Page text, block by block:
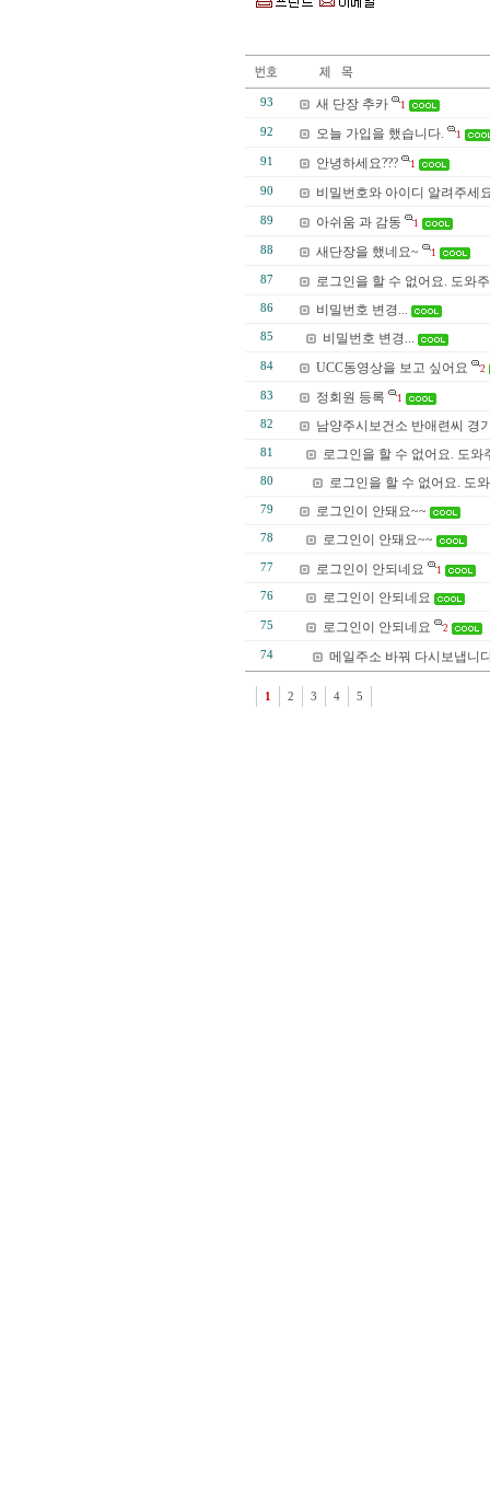
93 새 단장 추카 1
92 오늘 가입을 했습니다. 1
91 안녕하세요??? 1
90 비밀번호와 아이디 알려주세
89 아쉬움 과 감동 1
88 새단장을 했네요~ 1
87 로그인을 할 수 없어요. 도와
86 비밀번호 변경...
85 비밀번호 변경...
84 UCC동영상을 보고 싶어요 2
83 정회원 등록 1
82 남양주시보건소 반애련씨 경
81 로그인을 할 수 없어요. 도와
80 로그인을 할 수 없어요. 도
79 로그인이 안돼요~~
78 로그인이 안돼요~~
77 로그인이 안되네요 1
76 로그인이 안되네요
75 로그인이 안되네요 2
74 메일주소 바꿔 다시보냅니
1 2 3 4 5